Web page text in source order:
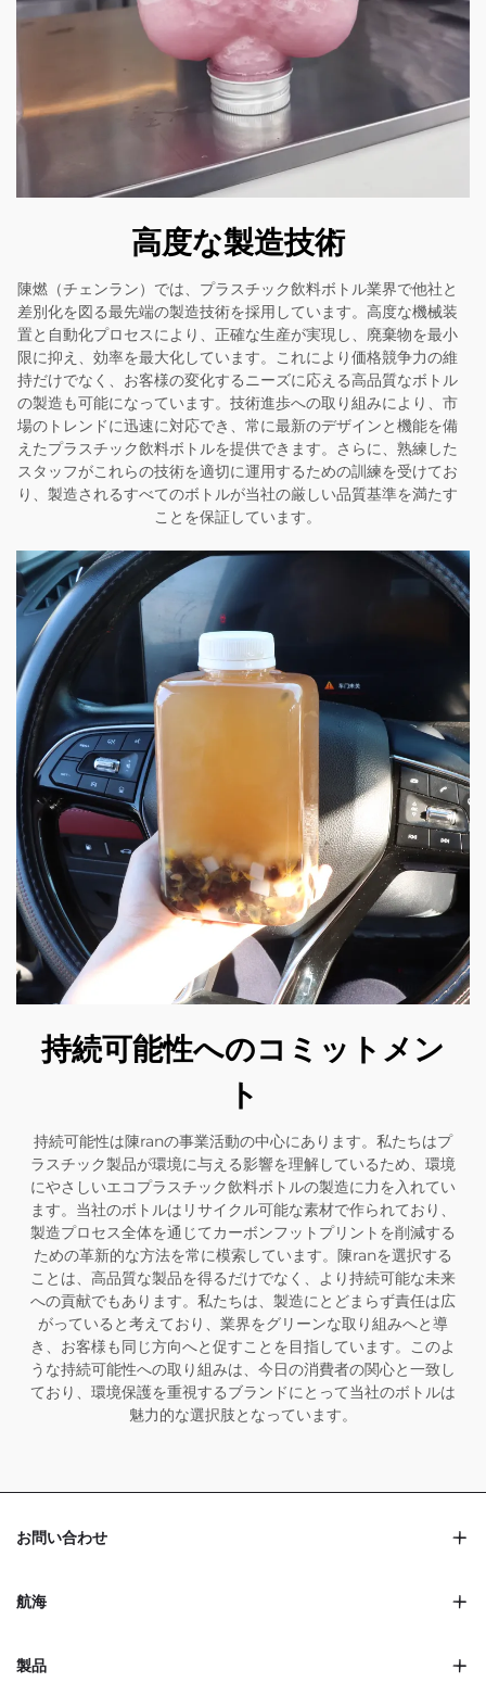
高度な製造技術
陳燃（チェンラン）では、プラスチック飲料ボトル業界で他社と
差別化を図る最先端の製造技術を採用しています。高度な機械装
置と自動化プロセスにより、正確な生産が実現し、廃棄物を最小
限に抑え、効率を最大化しています。これにより価格競争力の維
持だけでなく、お客様の変化するニーズに応える高品質なボトル
の製造も可能になっています。技術進歩への取り組みにより、市
場のトレンドに迅速に対応でき、常に最新のデザインと機能を備
えたプラスチック飲料ボトルを提供できます。さらに、熟練した
スタッフがこれらの技術を適切に運用するための訓練を受けてお
り、製造されるすべてのボトルが当社の厳しい品質基準を満たす
ことを保証しています。
持続可能性へのコミットメン
ト
持続可能性は陳ranの事業活動の中心にあります。私たちはプ
ラスチック製品が環境に与える影響を理解しているため、環境
にやさしいエコプラスチック飲料ボトルの製造に力を入れてい
ます。当社のボトルはリサイクル可能な素材で作られており、
製造プロセス全体を通じてカーボンフットプリントを削減する
ための革新的な方法を常に模索しています。陳ranを選択する
ことは、高品質な製品を得るだけでなく、より持続可能な未来
への貢献でもあります。私たちは、製造にとどまらず責任は広
がっていると考えており、業界をグリーンな取り組みへと導
き、お客様も同じ方向へと促すことを目指しています。このよ
うな持続可能性への取り組みは、今日の消費者の関心と一致し
ており、環境保護を重視するブランドにとって当社のボトルは
魅力的な選択肢となっています。
お問い合わせ
航海
製品